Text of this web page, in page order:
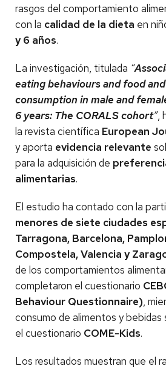
rasgos del comportamiento
con la calidad de la dieta en
y 6 años.
La investigación, titulada “
eating behaviours and food
consumption in male and
6 years: The CORALS cohort”,
la revista científica European
y aporta evidencia relevante
para la adquisición de
alimentarias.
El estudio ha contado con la
menores de siete ciudades
Tarragona, Barcelona,
Compostela, Valencia y
de los comportamientos
completaron el cuestionario
Behaviour Questionnaire),
consumo de alimentos y
el cuestionario COME-Kids.
Los resultados muestran que el